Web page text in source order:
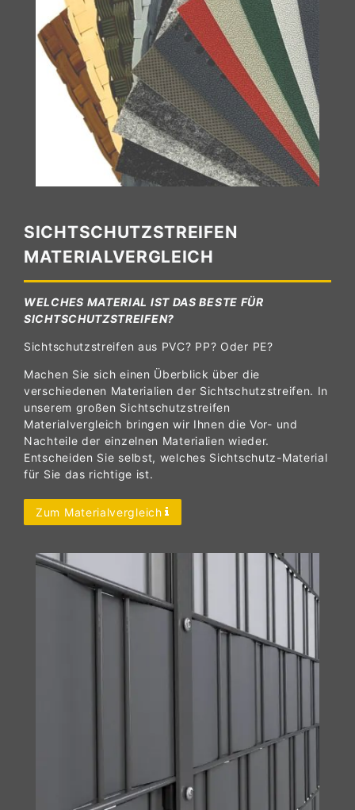
SICHTSCHUTZSTREIFEN
MATERIALVERGLEICH
WELCHES MATERIAL IST DAS BESTE FÜR
SICHTSCHUTZSTREIFEN?
Sichtschutzstreifen aus PVC? PP? Oder PE?
Machen Sie sich einen Überblick über die
verschiedenen Materialien der Sichtschutzstreifen. In
unserem großen Sichtschutzstreifen
Materialvergleich bringen wir Ihnen die Vor- und
Nachteile der einzelnen Materialien wieder.
Entscheiden Sie selbst, welches Sichtschutz-Material
für Sie das richtige ist.
Zum Materialvergleich